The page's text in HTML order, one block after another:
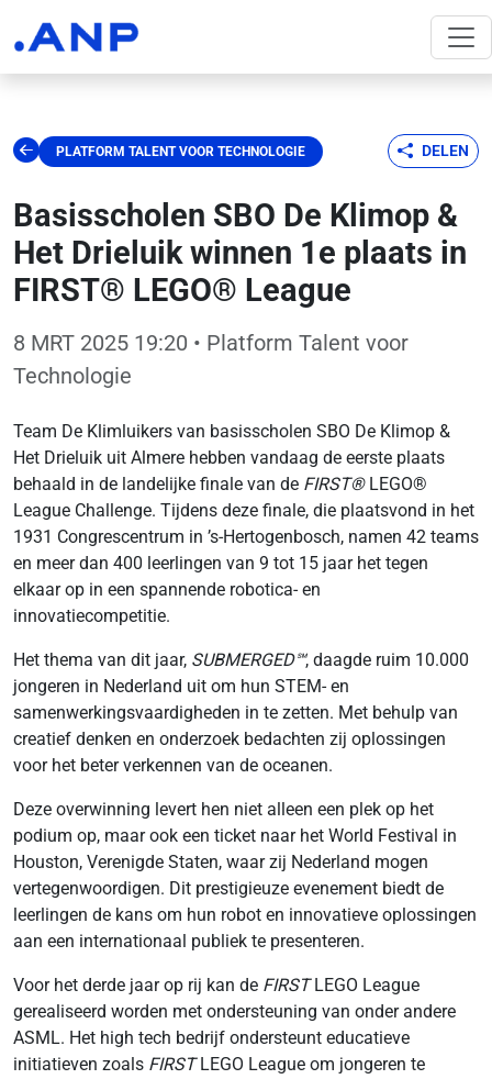
PLATFORM TALENT VOOR TECHNOLOGIE DELEN
Basisscholen SBO De Klimop &
Het Drieluik winnen 1e plaats in
FIRST® LEGO® League
8 MRT 2025 19:20 • Platform Talent voor
Technologie
Team De Klimluikers van basisscholen SBO De Klimop &
Het Drieluik uit Almere hebben vandaag de eerste plaats
behaald in de landelijke finale van de FIRST®LEGO®
League Challenge. Tijdens deze finale, die plaatsvond in het
1931 Congrescentrum in ’s-Hertogenbosch, namen 42 teams
en meer dan 400 leerlingen van 9 tot 15 jaar het tegen
elkaar op in een spannende robotica- en
innovatiecompetitie.
Het thema van dit jaar, SUBMERGED℠, daagde ruim 10.000
jongeren in Nederland uit om hun STEM- en
samenwerkingsvaardigheden in te zetten. Met behulp van
creatief denken en onderzoek bedachten zij oplossingen
voor het beter verkennen van de oceanen.
Deze overwinning levert hen niet alleen een plek op het
podium op, maar ook een ticket naar het World Festival in
Houston, Verenigde Staten, waar zij Nederland mogen
vertegenwoordigen. Dit prestigieuze evenement biedt de
leerlingen de kans om hun robot en innovatieve oplossingen
aan een internationaal publiek te presenteren.
Voor het derde jaar op rij kan de FIRSTLEGO League
gerealiseerd worden met ondersteuning van onder andere
ASML. Het high tech bedrijf ondersteunt educatieve
initiatieven zoals FIRSTLEGO League om jongeren te